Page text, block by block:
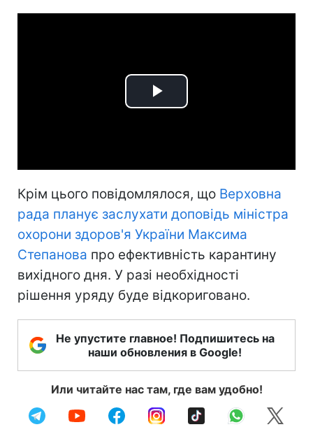
Play
Крім цього повідомлялося, що Верховна
рада планує заслухати доповідь міністра
охорони здоров'я України Максима
Степанова про ефективність карантину
вихідного дня. У разі необхідності
рішення уряду буде відкориговано.
Не упустите главное! Подпишитесь на
наши обновления в Google!
Или читайте нас там, где вам удобно!